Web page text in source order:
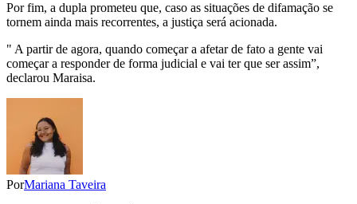
Por fim, a dupla prometeu que, caso as situações de difamação se
tornem ainda mais recorrentes, a justiça será acionada.
" A partir de agora, quando começar a afetar de fato a gente vai
começar a responder de forma judicial e vai ter que ser assim”,
declarou Maraisa.
PorMariana Taveira